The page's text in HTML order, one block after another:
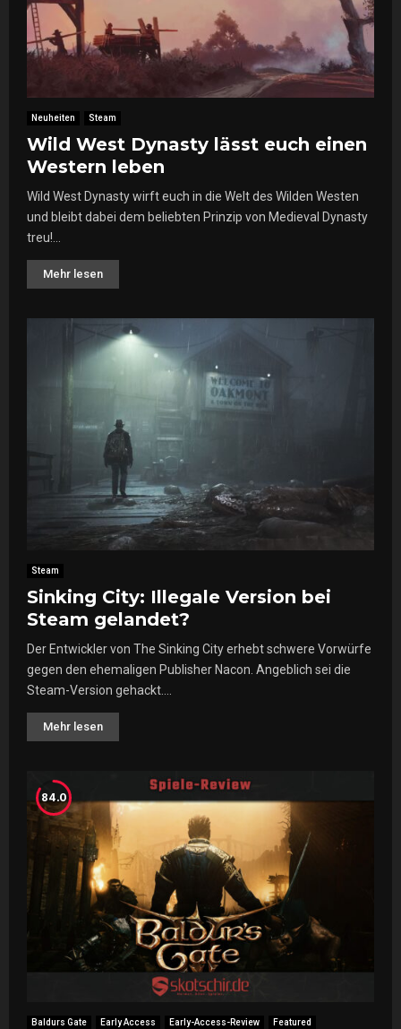
Neuheiten Steam
Wild West Dynasty lässt euch einen
Western leben
Wild West Dynasty wirft euch in die Welt des Wilden Westen
und bleibt dabei dem beliebten Prinzip von Medieval Dynasty
treu!...
Mehr lesen
Steam
Sinking City: Illegale Version bei
Steam gelandet?
Der Entwickler von The Sinking City erhebt schwere Vorwürfe
gegen den ehemaligen Publisher Nacon. Angeblich sei die
Steam-Version gehackt....
Mehr lesen
84.0
Baldurs Gate Early Access Early-Access-Review
Featured